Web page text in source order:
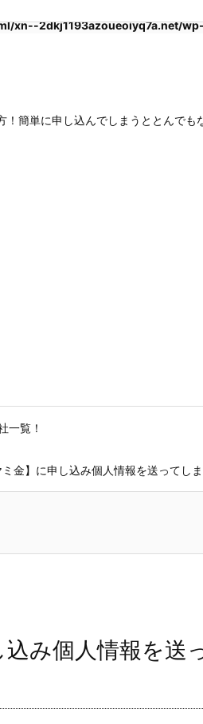
xn--2dkj1193azoueoiyq7a.net/
簡単に申し込んでしまうととんで
一覧！
金】に申し込み個人情報を送ってし
み個人情報を送